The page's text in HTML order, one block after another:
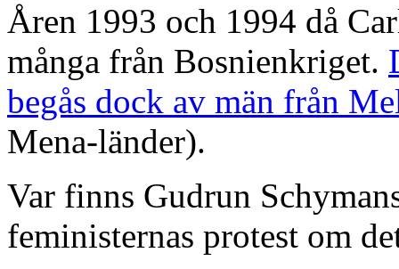
Åren 1993 och 1994 då
många från Bosnienkriget.
begås dock av män från
Mena-länder).
Var finns Gudrun
feministernas protest om